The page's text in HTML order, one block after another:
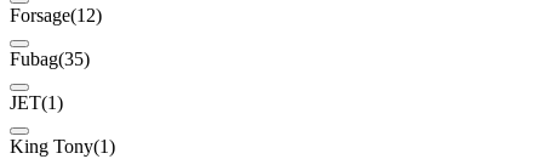
Forsage(12)
Fubag(35)
JET(1)
King Tony(1)